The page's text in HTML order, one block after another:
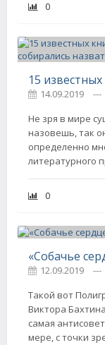
0
14.09.2019 ---
Не зря в мире
назовешь, так
определенно
литературного
0
12.09.2019 ---
Такой вот
Виктора
самая
мере, с точки